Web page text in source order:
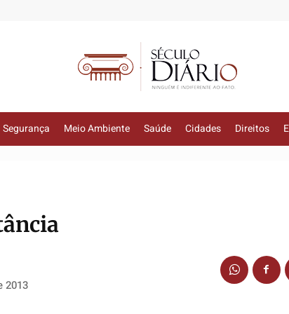
Segurança Meio Ambiente Saúde Cidades Direitos
2013